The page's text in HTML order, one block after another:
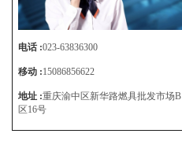
电话 :023-63836300
移动 :15086856622
地址 :重庆渝中区新华路燃具批发市场B
区16号